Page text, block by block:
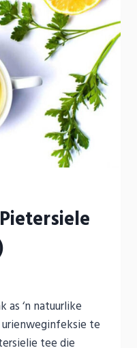
‘n natuurlike
te
tee die